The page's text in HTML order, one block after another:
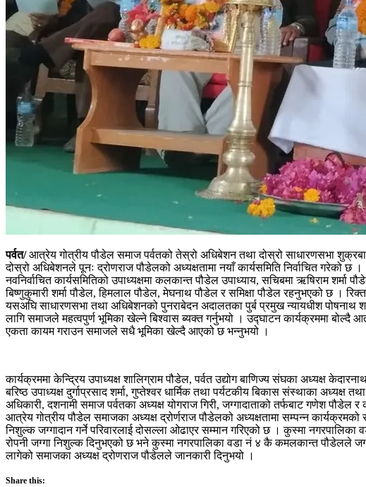
पर्वत/आत्रेय गोत्रीय पौडेल समाज पर्वतको तेस्रो अधिबेशन तथा दोस्रो साधारणसभा
दोस्रो अधिबेशनले पूनः द्रोणराज पौडेलको अध्यक्षतामा नयाँ कार्यसमिति निर्वाचित गरेको छ ।
नवनिर्वाचित कार्यसमितिको उपाध्यक्षमा कलकान्त पौडेल उपाध्याय, सचिबमा ऋषिराम
बिष्णुकुमारी शर्मा पौडेल, हिमलाल पौडेल, मेघनाथ पौडेल र समिक्षा पौडेल रहनुभएको छ ।
यसअघि साधारणसभा तथा अधिबेशनको पुनराबेदन अदालतका पुर्ब प्रमुख न्यायधीश पोषनाथ
लागि समाजले महत्वपुर्ण भूमिका खेल्ने बिश्वास ब्यक्त गर्नुभयो । उद्घाटन कार्यक्रममा
एकता कायम गराउन समाजले सधै भूमिका खेल्दै आएको छ भन्नुभयो ।
कार्यक्रममा केन्द्रिय उपाध्यक्ष शालिग्राम पौडेल, पर्वत उद्योग बाणिज्य संघका अध्यक्ष
बरिष्ठ उपाध्यक्ष दुर्गाप्रसाद शर्मा, गुप्तेश्वर धार्मिक तथा पर्यटकीय बिकास संस्थाका
अधिकारी, दशनामी समाज पर्वतका अध्यक्ष योगराज गिरी, जग्गादाताको तर्फबाट गणेश
आत्रेय गोत्रीय पौडेल समाजका अध्यक्ष द्रोर्णराज पौडेलको अध्यक्षतामा सम्पन्न
निशुल्क जग्गादान गर्ने परिवारलाई दोसल्ला ओढाएर सम्मान गरिएको छ । कुस्मा
रोपनी जग्गा निशुल्क दिनुभएको छ भने कुस्मा नगरपालिका वडा नं ४ कै कमलकान्त पौडेलले
लागेको समाजका अध्यक्ष द्रोणराज पौडेलले जानकारी दिनुभयो ।
Share this: